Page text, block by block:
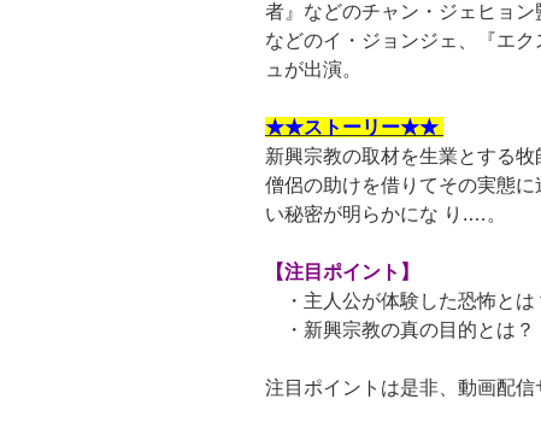
者』などのチャン・ジェヒョン
などのイ・ジョンジェ、『エ
ュが出演。
★★ストーリー★★
新興宗教の取材を生業とする
僧侶の助けを借りてその実態
い秘密が明らかにな り.…。
【注目ポイント】
・主人公が体験した恐怖とは
・新興宗教の真の目的とは？
注目ポイントは是非、動画配信